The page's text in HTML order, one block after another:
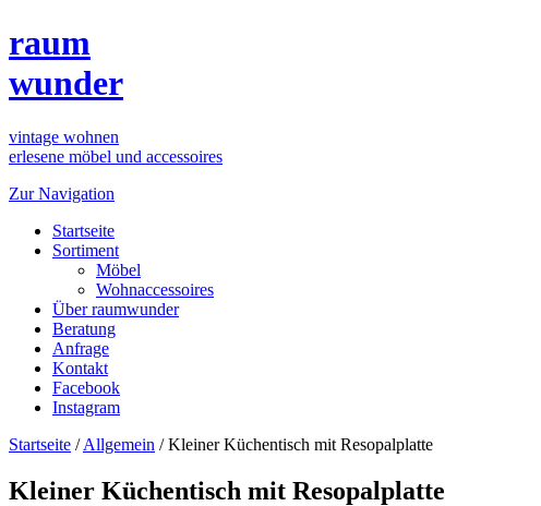
raum
wunder
vintage wohnen
erlesene möbel und accessoires
Zur Navigation
Startseite
Sortiment
Möbel
Wohnaccessoires
Über raumwunder
Beratung
Anfrage
Kontakt
Facebook
Instagram
Startseite /Allgemein /Kleiner Küchentisch mit Resopalplatte
Kleiner Küchentisch mit Resopalplatte